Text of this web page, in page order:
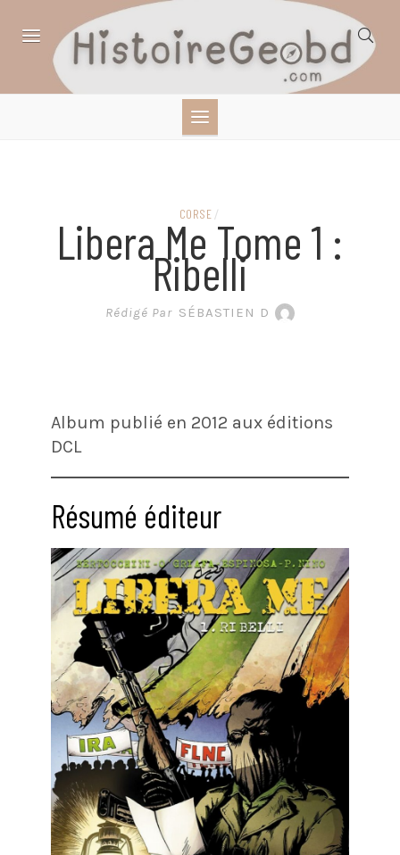
LITTÉRATURE EN
BANDE DESSINÉE
CORSE /
Libera Me Tome 1 :
Ribelli
Rédigé Par SÉBASTIEN D
Album publié en 2012 aux éditions
DCL
Résumé éditeur